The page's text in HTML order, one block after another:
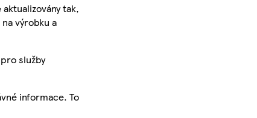
tak,
výrobku a
služby
informace. To